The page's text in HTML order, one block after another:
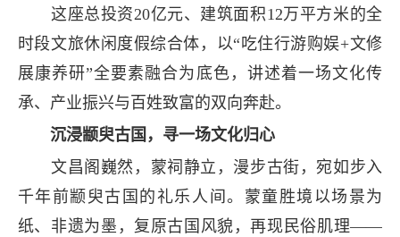
这座总投资20亿元、建筑面积12万平方米的全
时段文旅休闲度假综合体，以“吃住行游购娱+文修
展康养研”全要素融合为底色，讲述着一场文化传
承、产业振兴与百姓致富的双向奔赴。
沉浸颛臾古国，寻一场文化归心
文昌阁巍然，蒙祠静立，漫步古街，宛如步入
千年前颛臾古国的礼乐人间。蒙童胜境以场景为
纸、非遗为墨，复原古国风貌，再现民俗肌理——